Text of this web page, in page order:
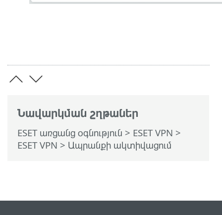
Նավարկման շղթաներ
ESET առցանց օգնություն > ESET VPN >
ESET VPN > Ապրանքի ակտիվացում